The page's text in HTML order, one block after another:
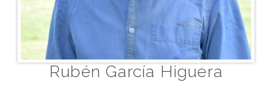
Rubén García Higuera